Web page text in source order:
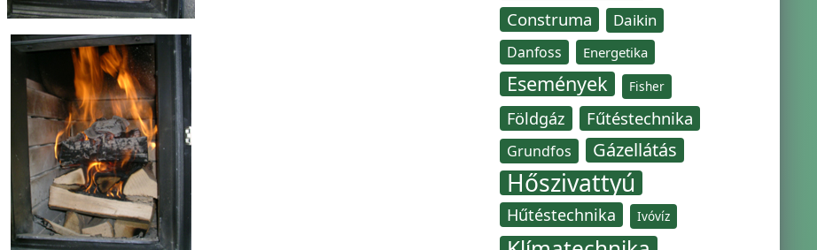
Construma Daikin
Danfoss Energetika
Események Fisher
Földgáz Fűtéstechnika
Grundfos Gázellátás
Hőszivattyú
Hűtéstechnika Ivóvíz